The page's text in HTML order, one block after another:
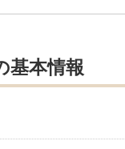
基本情報